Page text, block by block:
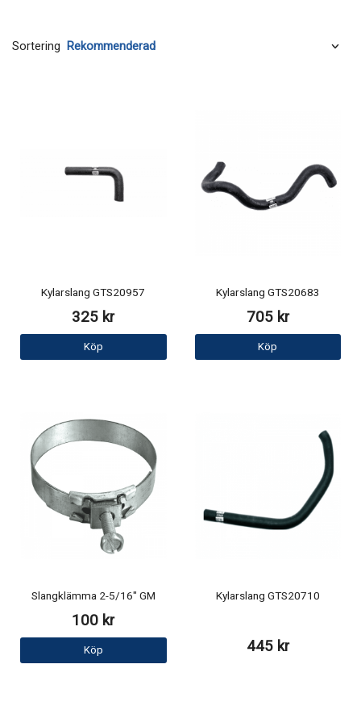
Sortering
Kylarslang GTS20957
325 kr
Köp
Kylarslang GTS20683
705 kr
Köp
Slangklämma 2-5/16" GM
100 kr
Köp
Kylarslang GTS20710
445 kr